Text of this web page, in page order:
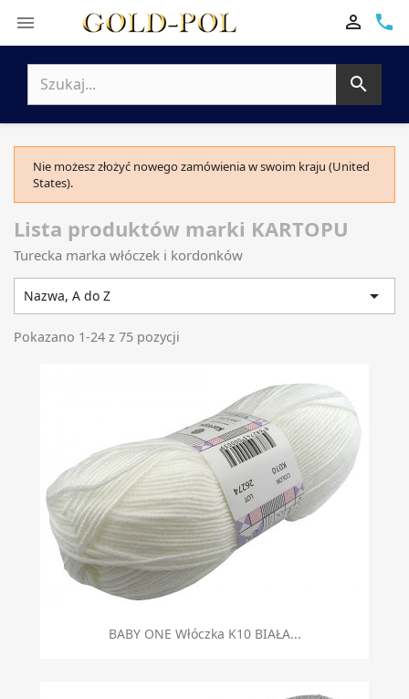
 phone


Nie możesz złożyć nowego zamówienia w swoim kraju (United
States).
Lista produktów marki KARTOPU
Turecka marka włóczek i kordonków
Nazwa, A do Z 
Pokazano 1-24 z 75 pozycji
BABY ONE Włóczka K10 BIAŁA...